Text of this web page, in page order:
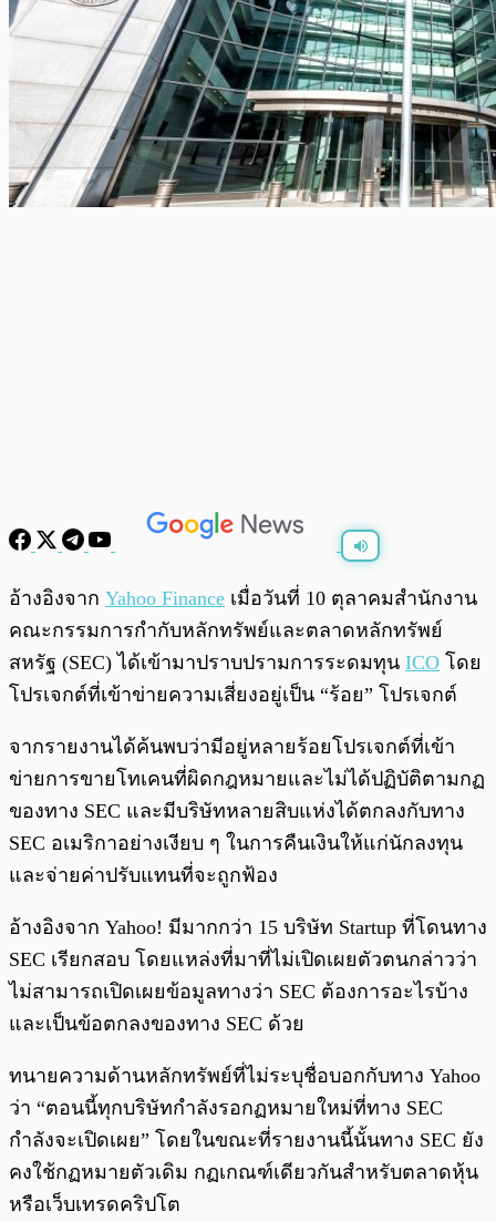
/ 0:00
อ้างอิงจาก Yahoo Finance เมื่อวันที่ 10 ตุลาคมสำนักงาน
คณะกรรมการกำกับหลักทรัพย์และตลาดหลักทรัพย์
สหรัฐ (SEC) ได้เข้ามาปราบปรามการระดมทุน ICO โดย
โปรเจกต์ที่เข้าข่ายความเสี่ยงอยู่เป็น “ร้อย” โปรเจกต์
จากรายงานได้ค้นพบว่ามีอยู่หลายร้อยโปรเจกต์ที่เข้า
ข่ายการขายโทเคนที่ผิดกฎหมายและไม่ได้ปฏิบัติตามกฏ
ของทาง SEC และมีบริษัทหลายสิบแห่งได้ตกลงกับทาง
SEC อเมริกาอย่างเงียบ ๆ ในการคืนเงินให้แก่นักลงทุน
และจ่ายค่าปรับแทนที่จะถูกฟ้อง
อ้างอิงจาก Yahoo! มีมากกว่า 15 บริษัท Startup ที่โดนทาง
SEC เรียกสอบ โดยแหล่งที่มาที่ไม่เปิดเผยตัวตนกล่าวว่า
ไม่สามารถเปิดเผยข้อมูลทางว่า SEC ต้องการอะไรบ้าง
และเป็นข้อตกลงของทาง SEC ด้วย
ทนายความด้านหลักทรัพย์ที่ไม่ระบุชื่อบอกกับทาง Yahoo
ว่า “ตอนนี้ทุกบริษัทกำลังรอกฏหมายใหม่ที่ทาง SEC
กำลังจะเปิดเผย” โดยในขณะที่รายงานนี้นั้นทาง SEC ยัง
คงใช้กฏหมายตัวเดิม กฏเกณฑ์เดียวกันสำหรับตลาดหุ้น
หรือเว็บเทรดคริปโต